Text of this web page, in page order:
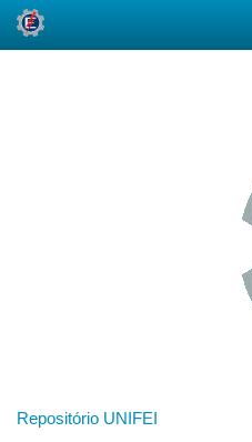
Repositório UNIFEI